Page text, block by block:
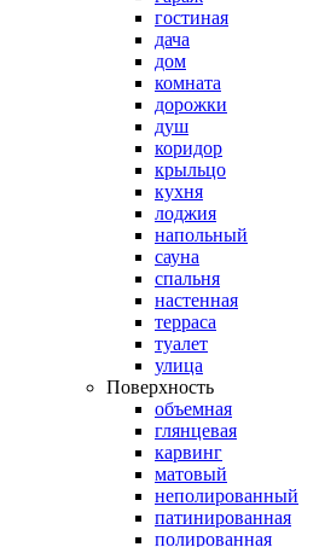
гостиная
дача
дом
комната
дорожки
душ
коридор
крыльцо
кухня
лоджия
напольный
сауна
спальня
настенная
терраса
туалет
улица
Поверхность
объемная
глянцевая
карвинг
матовый
неполированный
патинированная
полированная